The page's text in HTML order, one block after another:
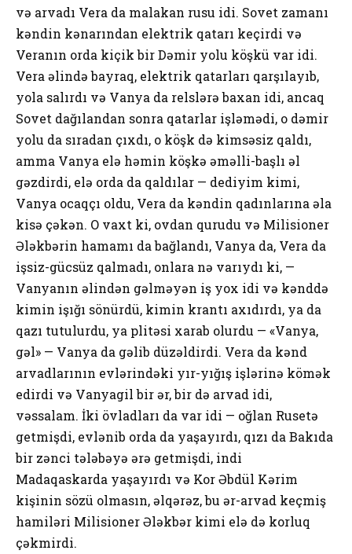
və arvadı Vera da malakan rusu idi. Sovet zamanı
kəndin kənarından elektrik qatarı keçirdi və
Veranın orda kiçik bir Dəmir yolu köşkü var idi.
Vera əlində bayraq, elektrik qatarları qarşılayıb,
yola salırdı və Vanya da relslərə baxan idi, ancaq
Sovet dağılandan sonra qatarlar işləmədi, o dəmir
yolu da sıradan çıxdı, o köşk də kimsəsiz qaldı,
amma Vanya elə həmin köşkə əməlli-başlı əl
gəzdirdi, elə orda da qaldılar — dediyim kimi,
Vanya ocaqçı oldu, Vera da kəndin qadınlarına əla
kisə çəkən. O vaxt ki, ovdan qurudu və Milisioner
Ələkbərin hamamı da bağlandı, Vanya da, Vera da
işsiz-gücsüz qalmadı, onlara nə varıydı ki, —
Vanyanın əlindən gəlməyən iş yox idi və kənddə
kimin işığı sönürdü, kimin krantı axıdırdı, ya da
qazı tutulurdu, ya plitəsi xarab olurdu — «Vanya,
gəl» — Vanya da gəlib düzəldirdi. Vera da kənd
arvadlarının evlərindəki yır-yığış işlərinə kömək
edirdi və Vanyagil bir ər, bir də arvad idi,
vəssalam. İki övladları da var idi — oğlan Rusetə
getmişdi, evlənib orda da yaşayırdı, qızı da Bakıda
bir zənci tələbəyə ərə getmişdi, indi
Madaqaskarda yaşayırdı və Kor Əbdül Kərim
kişinin sözü olmasın, əlqərəz, bu ər-arvad keçmiş
hamiləri Milisioner Ələkbər kimi elə də korluq
çəkmirdi.